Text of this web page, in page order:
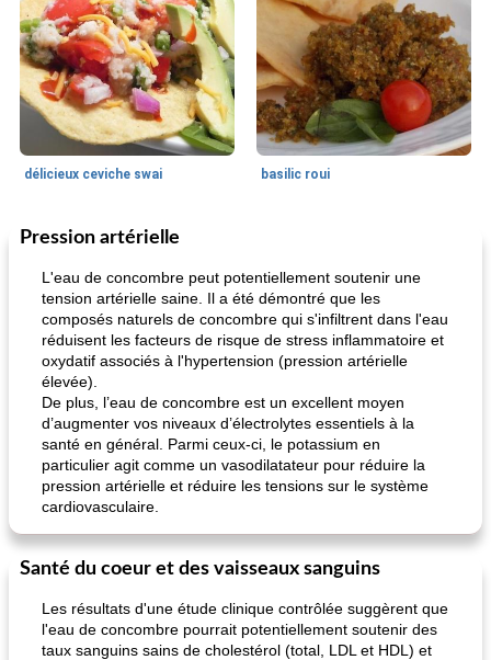
délicieux ceviche swai basilic roui
Déjeuner / Snacks
pois chiches rôtis aux épices amandes au cheddar rôti
Pression artérielle
L'eau de concombre peut potentiellement soutenir une
tension artérielle saine. Il a été démontré que les
composés naturels de concombre qui s'infiltrent dans l'eau
réduisent les facteurs de risque de stress inflammatoire et
oxydatif associés à l'hypertension (pression artérielle
élevée).
De plus, l’eau de concombre est un excellent moyen
d’augmenter vos niveaux d’électrolytes essentiels à la
santé en général. Parmi ceux-ci, le potassium en
particulier agit comme un vasodilatateur pour réduire la
pression artérielle et réduire les tensions sur le système
cardiovasculaire.
Santé du coeur et des vaisseaux sanguins
Les résultats d'une étude clinique contrôlée suggèrent que
l'eau de concombre pourrait potentiellement soutenir des
taux sanguins sains de cholestérol (total, LDL et HDL) et